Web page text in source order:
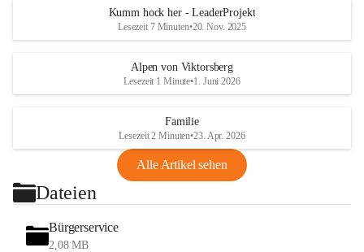
Kumm hock her - LeaderProjekt
Lesezeit 7 Minuten•20. Nov. 2025
Alpen von Viktorsberg
Lesezeit 1 Minute•1. Juni 2026
Familie
Lesezeit 2 Minuten•23. Apr. 2026
Alle Artikel sehen
Dateien
Bürgerservice
2,08 MB